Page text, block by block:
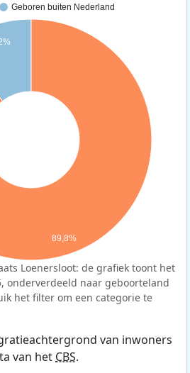
Geboren buiten Nederland
89,8%
Loenersloot: de grafiek toont het
onderverdeeld naar geboorteland
het filter om een categorie te
van inwoners
van het CBS.